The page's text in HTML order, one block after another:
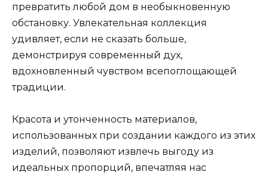
превратить любой дом в необыкновенную
обстановку. Увлекательная коллекция
удивляет, если не сказать больше,
демонстрируя современный дух,
вдохновленный чувством всепоглощающей
традиции.
Красота и утонченность материалов,
использованных при создании каждого из этих
изделий, позволяют извлечь выгоду из
идеальных пропорций, впечатляя нас